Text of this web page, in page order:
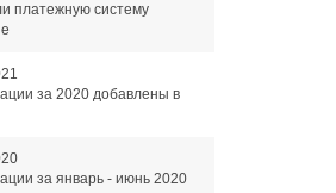
платежную систему
за 2020 добавлены в
за январь - июнь 2020